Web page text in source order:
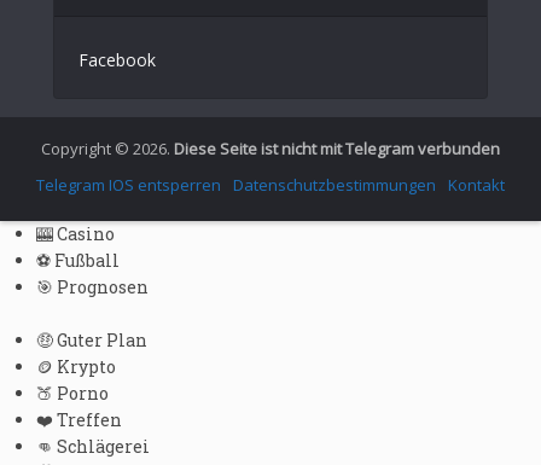
Portuguese (Portugal)
Chinese
Japanese
Russian
Portuguese (Brazil)
Bulgarian
Finnish
Facebook
Copyright © 2026. Diese Seite ist nicht mit Telegram verbunden
Telegram IOS entsperren
Datenschutzbestimmungen Kontakt
🎰 Casino
⚽ Fußball
🎯 Prognosen
🤑 Guter Plan
🪙 Krypto
🍑 Porno
❤️ Treffen
👊 Schlägerei